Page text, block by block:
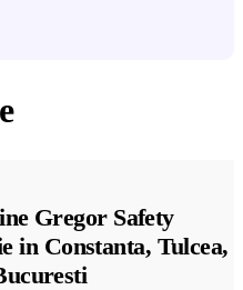
Gregor Safety
in Constanta, Tulcea,